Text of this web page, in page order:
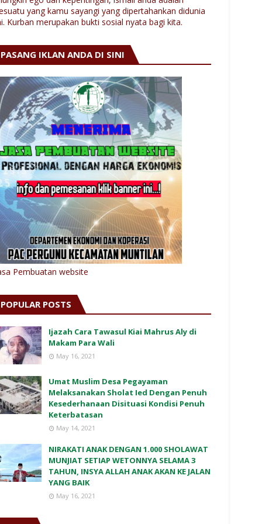
yang kamu sayangi yang dipertahankan didunia
Kurban merupakan bukti sosial nyata bagi kita.
PASANG IKLAN ANDA DI SINI
Pembuatan website
POPULAR POSTS
Ijazah Cara Tawasul Kiai Mahrus Aly di
Makam Para Wali
May 16, 2021
Umat Muslim Desa Pegayaman
Melaksanakan Sholat Ied Dengan Penuh
Kesederhanaan Disituasi Kondisi Penuh
Keterbatasan
May 14, 2021
NIRAKATI ANAK DENGAN 1.000 SHOLAWAT
MUNJIAT SETIAP WETONNYA SELAMA 3
TAHUN, INSYA ALLAH ANAK AKAN KE JALAN
YANG BAIK
May 16, 2021